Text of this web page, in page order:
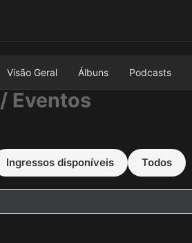
Visão Geral Álbuns Podcasts
/ Eventos
Ingressos disponíveis Todos